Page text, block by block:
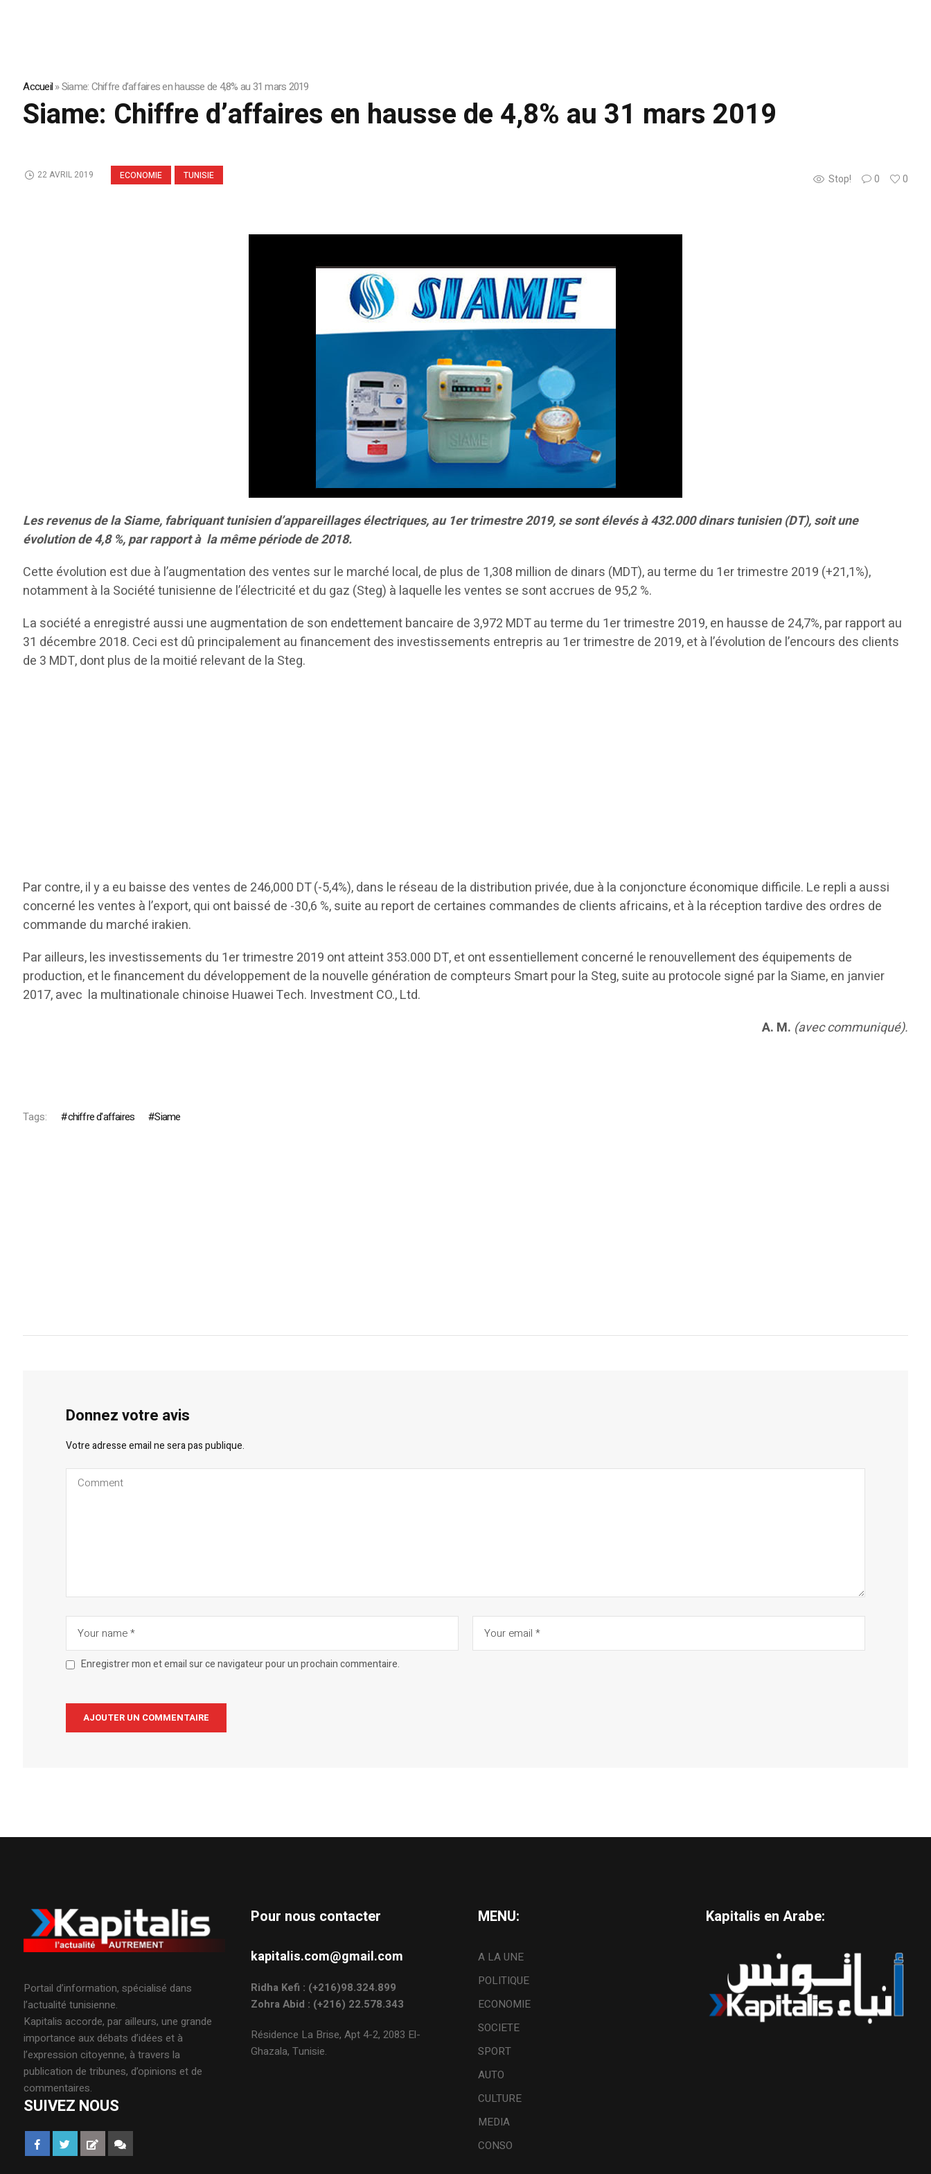
Accueil»Siame: Chiffre d’affaires en hausse de 4,8% au 31 mars 2019
Siame: Chiffre d’affaires en hausse de 4,8% au 31 mars 2019
ECONOMIE TUNISIE Stop! 0 0
22 AVRIL 2019
Les revenus de la Siame, fabriquant tunisien d’appareillages électriques, au 1er trimestre 2019, se sont élevésà 432.000 dinars tunisien (DT), soit une
évolution de 4,8 %, par rapport à la même période de 2018.
Cette évolution est due à l’augmentation des ventes sur le marché local, de plus de 1,308 million de dinars (MDT), au terme du 1er trimestre 2019 (+21,1%),
notamment à la Société tunisienne de l’électricité et du gaz (Steg) à laquelle les ventes se sont accrues de 95,2 %.
La société a enregistré aussi une augmentation de son endettement bancaire de 3,972 MDT au terme du 1er trimestre 2019, en hausse de 24,7%, par rapport au
31 décembre 2018. Ceci est dû principalement au financement des investissements entrepris au 1er trimestre de 2019, et à l’évolution de l’encours des clients
de 3 MDT, dont plus de la moitié relevant de la Steg.
Par contre, il y a eu baisse des ventes de 246,000 DT (-5,4%), dans le réseau de la distribution privée, due à la conjoncture économique difficile. Le repli a aussi
concerné les ventes à l’export, qui ont baissé de -30,6 %, suite au report de certaines commandes de clients africains, et à la réception tardive des ordres de
commande du marché irakien.
Par ailleurs, les investissements du 1er trimestre 2019 ont atteint 353.000 DT, et ont essentiellement concerné le renouvellement des équipements de
production, et le financement du développement de la nouvelle génération de compteurs Smart pour la Steg, suite au protocole signé par la Siame, en janvier
2017, avec la multinationale chinoise Huawei Tech. Investment CO., Ltd.
A. M. (avec communiqué).
Tags: chiffre d'affaires Siame
Donnez votre avis
Votre adresse email ne sera pas publique.
Enregistrer mon et email sur ce navigateur pour un prochain commentaire.
Portail d’information, spécialisé dans
l’actualité tunisienne.
Kapitalis accorde, par ailleurs, une grande
importance aux débats d’idées et à
l’expression citoyenne, à travers la
publication de tribunes, d’opinions et de
commentaires.
SUIVEZ NOUS
Pour nous contacter
kapitalis.com@gmail.com
Ridha Kefi : (+216)98.324.899
Zohra Abid : (+216) 22.578.343
Résidence La Brise, Apt 4-2, 2083 El-
Ghazala, Tunisie.
MENU:
A LA UNE
POLITIQUE
ECONOMIE
SOCIETE
SPORT
AUTO
CULTURE
MEDIA
CONSO
Kapitalis en Arabe: